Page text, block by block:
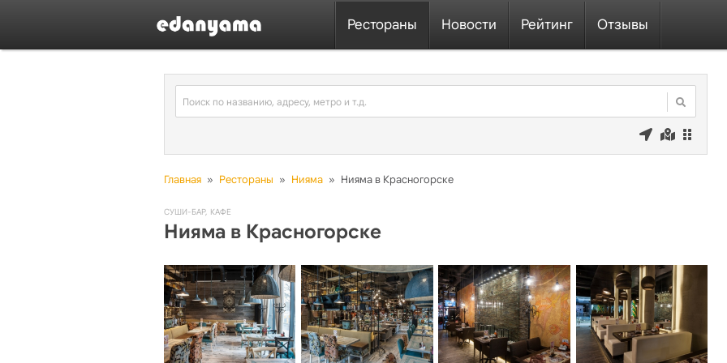
Рестораны Новости Рейтинг Отзывы
Главная » Рестораны » Нияма » Нияма в Красногорске
СУШИ-БАР, КАФЕ
Нияма в Красногорске